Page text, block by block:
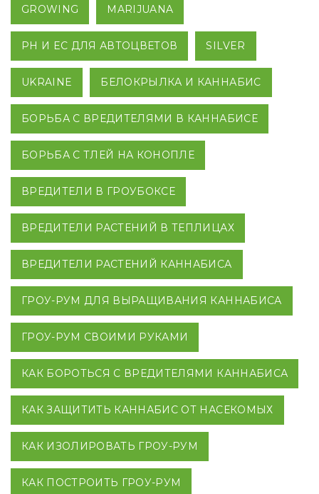
GROWING MARIJUANA
PH И EC ДЛЯ АВТОЦВЕТОВ SILVER
UKRAINE БЕЛОКРЫЛКА И КАННАБИС
БОРЬБА С ВРЕДИТЕЛЯМИ В КАННАБИСЕ
БОРЬБА С ТЛЕЙ НА КОНОПЛЕ
ВРЕДИТЕЛИ В ГРОУБОКСЕ
ВРЕДИТЕЛИ РАСТЕНИЙ В ТЕПЛИЦАХ
ВРЕДИТЕЛИ РАСТЕНИЙ КАННАБИСА
ГРОУ-РУМ ДЛЯ ВЫРАЩИВАНИЯ КАННАБИСА
ГРОУ-РУМ СВОИМИ РУКАМИ
КАК БОРОТЬСЯ С ВРЕДИТЕЛЯМИ КАННАБИСА
КАК ЗАЩИТИТЬ КАННАБИС ОТ НАСЕКОМЫХ
КАК ИЗОЛИРОВАТЬ ГРОУ-РУМ
КАК ПОСТРОИТЬ ГРОУ-РУМ